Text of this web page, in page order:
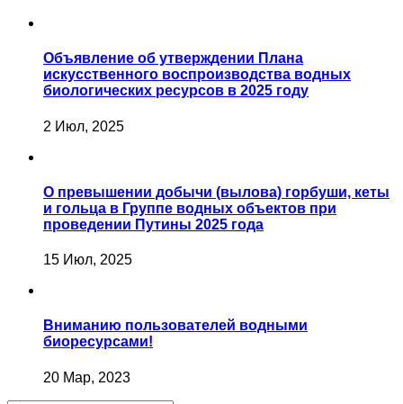
Объявление об утверждении Плана
искусственного воспроизводства водных
биологических ресурсов в 2025 году
2 Июл, 2025
О превышении добычи (вылова) горбуши, кеты
и гольца в Группе водных объектов при
проведении Путины 2025 года
15 Июл, 2025
Вниманию пользователей водными
биоресурсами!
20 Мар, 2023